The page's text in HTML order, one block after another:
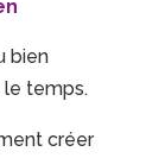
bien
temps.
créer